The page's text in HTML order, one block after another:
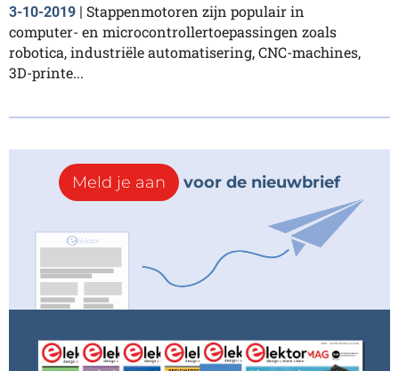
3-10-2019 | Stappenmotoren zijn populair in
computer- en microcontrollertoepassingen zoals
robotica, industriële automatisering, CNC-machines,
3D-printe...
Meld je aan voor de nieuwbrief